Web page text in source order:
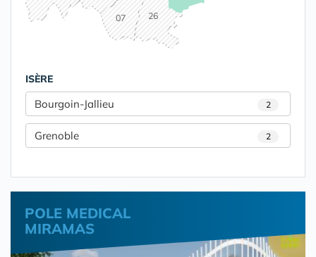
07 26
ISÈRE
Bourgoin-Jallieu 2
Grenoble 2
POLE MEDICAL
MIRAMAS